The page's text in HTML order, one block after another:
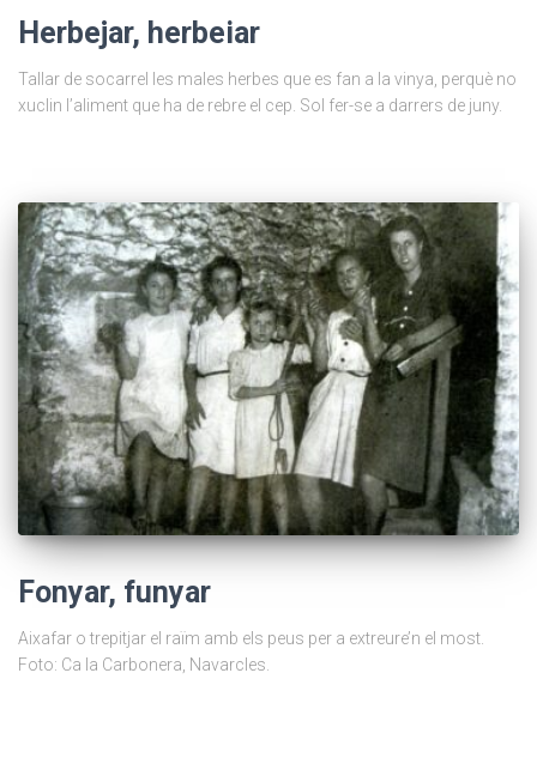
Herbejar, herbeiar
Tallar de socarrel les males herbes que es fan a la vinya, perquè no
xuclin l’aliment que ha de rebre el cep. Sol fer-se a darrers de juny.
Fonyar, funyar
Aixafar o trepitjar el raïm amb els peus per a extreure’n el most.
Foto: Ca la Carbonera, Navarcles.